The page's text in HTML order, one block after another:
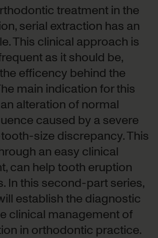
treatment in the
serial extraction has an
This clinical approach is
as it should be,
efficency behind the
main indication for this
alteration of normal
caused by a severe
size discrepancy. This
an easy clinical
can help tooth eruption
In this second-part series,
establish the diagnostic
clinical management of
in orthodontic practice.